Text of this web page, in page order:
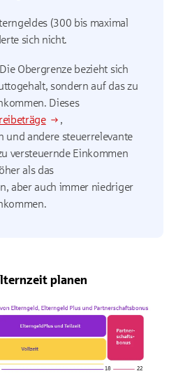
(300 bis maximal
sich nicht.
Obergrenze bezieht sich
sondern auf das zu
Dieses
,
und andere steuerrelevante
versteuernde Einkommen
als das
aber auch immer niedriger
planen